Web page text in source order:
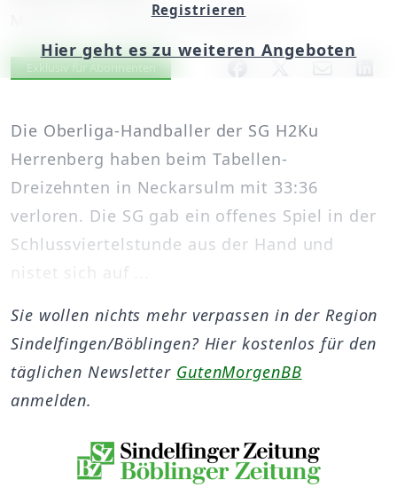
Montag, 17. Dezember 2018, 06:00 Uhr
Artikel vorlesen
Exklusiv für Abonnenten
Die Oberliga-Handballer der SG H2Ku
Herrenberg haben beim Tabellen-
Dreizehnten in Neckarsulm mit 33:36
verloren. Die SG gab ein offenes Spiel in der
Schlussviertelstunde aus der Hand und
nistet sich auf ...
Registrieren
Hier geht es zu weiteren Angeboten
Sie wollen nichts mehr verpassen in der Region
Sindelfingen/Böblingen? Hier kostenlos für den
täglichen Newsletter GutenMorgenBB
anmelden.